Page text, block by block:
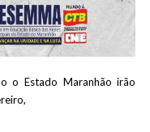
o Estado Maranhão irão